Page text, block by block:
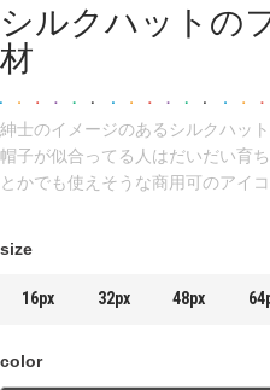
シルクハットの
材
紳士のイメージのあるシルクハッ
帽子が似合ってる人はだいだい育
とかでも使えそうな商用可のアイコ
size
16px 32px 48px
color